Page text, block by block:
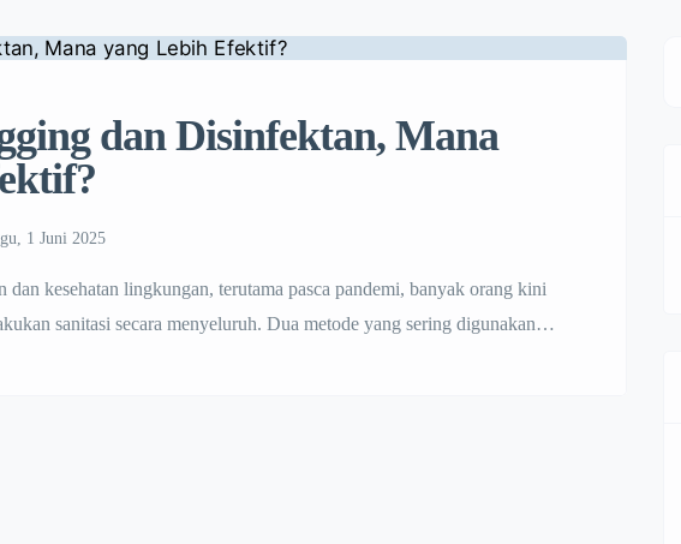
dan Disinfektan, Mana
1 Juni 2025
dan kesehatan lingkungan, terutama pasca pandemi, banyak orang kini
sanitasi secara menyeluruh. Dua metode yang sering digunakan